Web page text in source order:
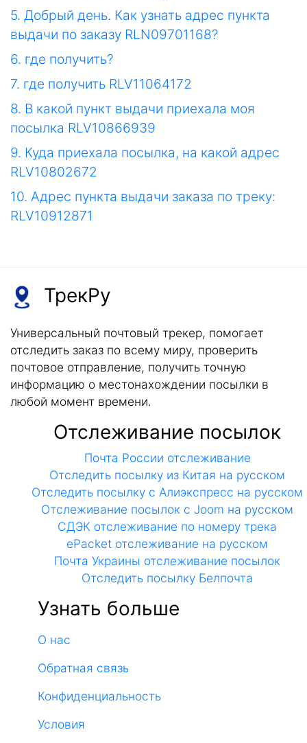
5. Добрый день. Как узнать адрес пункта
выдачи по заказу RLN09701168?
6. где получить?
7. где получить RLV11064172
8. В какой пункт выдачи приехала моя
посылка RLV10866939
9. Куда приехала посылка, на какой адрес
RLV10802672
10. Адрес пункта выдачи заказа по треку:
RLV10912871
ТрекРу
Универсальный почтовый трекер, помогает
отследить заказ по всему миру, проверить
почтовое отправление, получить точную
информацию о местонахождении посылки в
любой момент времени.
Отслеживание посылок
Почта России отслеживание
Отследить посылку из Китая на русском
Отследить посылку с Алиэкспресс на русском
Отслеживание посылок с Joom на русском
СДЭК отслеживание по номеру трека
ePacket отслеживание на русском
Почта Украины отслеживание посылок
Отследить посылку Белпочта
Узнать больше
О нас
Обратная связь
Конфиденциальность
Условия